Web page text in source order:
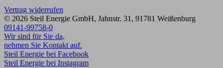
Vertrag widerrufen
© 2026 Steil Energie GmbH, Jahnstr. 31 , 91781 Weißenburg
09141-99758-0
Wir sind für Sie da,
nehmen Sie Kontakt auf.
Steil Energie bei Facebook
Steil Energie bei Instagram